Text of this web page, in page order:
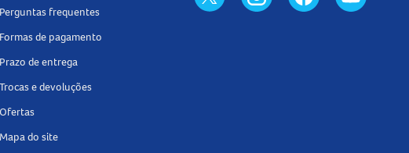
Perguntas frequentes
Formas de pagamento
Prazo de entrega
Trocas e devoluções
Ofertas
Mapa do site